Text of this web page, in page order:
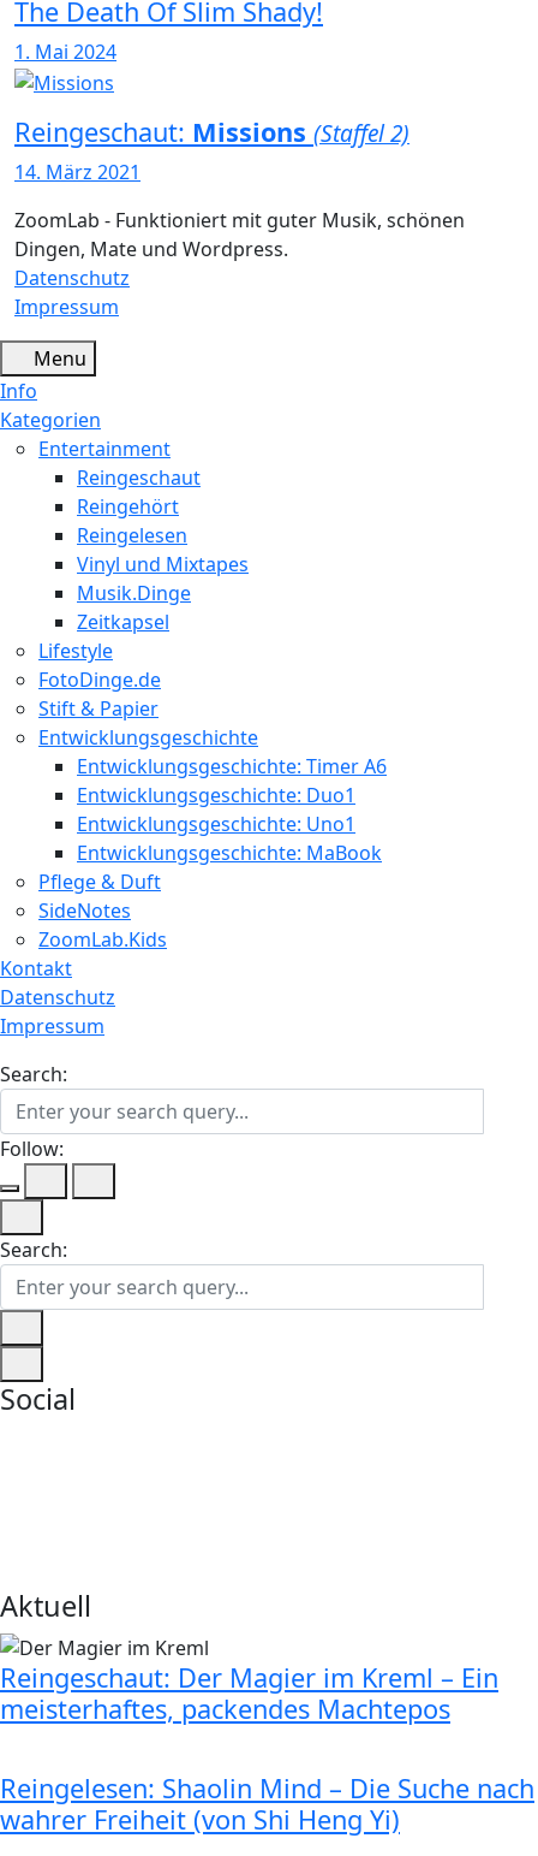
The Death Of Slim Shady!
1. Mai 2024
Reingeschaut: Missions (Staffel 2)
14. März 2021
ZoomLab - Funktioniert mit guter Musik, schönen
Dingen, Mate und Wordpress.
Datenschutz
Impressum
Menu
Info
Kategorien
Entertainment
Reingeschaut
Reingehört
Reingelesen
Vinyl und Mixtapes
Musik.Dinge
Zeitkapsel
Lifestyle
FotoDinge.de
Stift & Papier
Entwicklungsgeschichte
Entwicklungsgeschichte: Timer A6
Entwicklungsgeschichte: Duo1
Entwicklungsgeschichte: Uno1
Entwicklungsgeschichte: MaBook
Pflege & Duft
SideNotes
ZoomLab.Kids
Kontakt
Datenschutz
Impressum
Search:
Follow:
Search:
Social
Aktuell
Reingeschaut: Der Magier im Kreml – Ein
meisterhaftes, packendes Machtepos
Reingelesen: Shaolin Mind – Die Suche nach
wahrer Freiheit (von Shi Heng Yi)